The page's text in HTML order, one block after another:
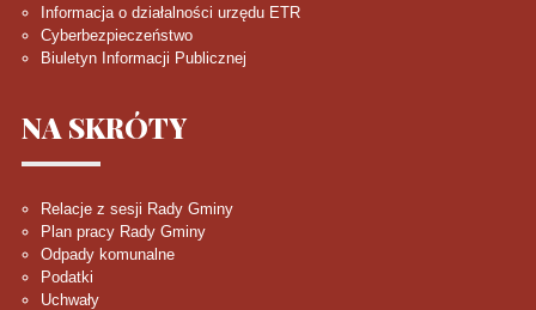
Informacja o działalności urzędu ETR
Cyberbezpieczeństwo
Biuletyn Informacji Publicznej
NA SKRÓTY
Relacje z sesji Rady Gminy
Plan pracy Rady Gminy
Odpady komunalne
Podatki
Uchwały